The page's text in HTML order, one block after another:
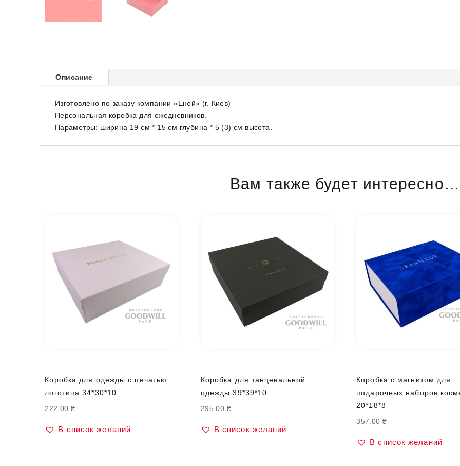
Описание
Изготовлено по заказу компании «Еней» (г. Киев)
Персональная коробка для ежедневников.
Параметры: ширина 19 см * 15 см глубина * 5 (3) см высота.
Вам также будет интересно…
Коробка для одежды с печатью
логотипа 34*30*10
222.00₴
В список желаний
Коробка для танцевальной
одежды 39*39*10
295.00 ₴
В список желаний
Коробка с магнитом для
подарочных наборов
20*18*8
357.00 ₴
В список желаний